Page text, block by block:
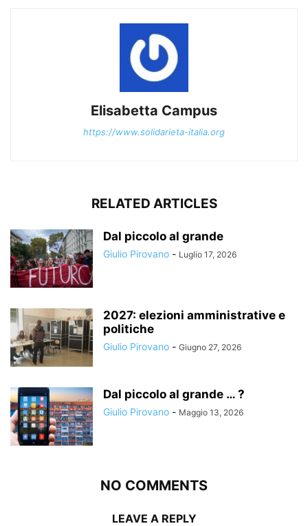
Elisabetta Campus
https://www.solidarieta-italia.org
RELATED ARTICLES
Dal piccolo al grande
Giulio Pirovano - Luglio 17, 2026
2027: elezioni amministrative e
politiche
Giulio Pirovano - Giugno 27, 2026
Dal piccolo al grande … ?
Giulio Pirovano - Maggio 13, 2026
NO COMMENTS
LEAVE A REPLY